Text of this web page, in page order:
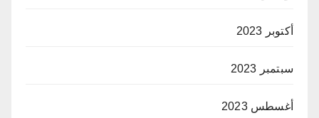
أكتوبر 2023
سبتمبر 2023
أغسطس 2023